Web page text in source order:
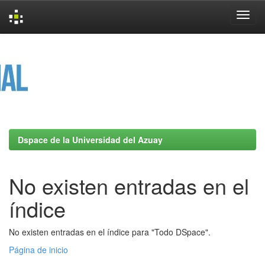
Dspace de la Universidad del Azuay
No existen entradas en el
índice
No existen entradas en el índice para "Todo DSpace".
Página de inicio